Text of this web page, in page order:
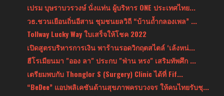
เปรม บุษราบวรวงษ์ นั่งแท่น ผู้บริหาร ONE ประเทศไทย...
วธ.ชวนเยือนถิ่นอีสาน ชุมชนยลวิถี “บ้านถ้ำกลองเพล” ...
Tollway Lucky Way ใบเสร็จให้โชค 2022
เปิดสูตรบริหารการเงิน พาร้านรอดวิกฤตสไตล์ ‘เล้งหน่...
ฮีโรเมียนมา "ออง ลา" ประกบ "ฟ่าน หรง" เสริมทัพศึก ...
เตรียมพบกับ Thonglor S (Surgery) Clinic ได้ที่ Fif...
“BeDee” แอปพลิเคชันด้านสุขภาพครบวงจร ให้คนไทยรับชุ...